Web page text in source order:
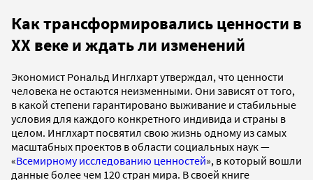
Как трансформировались ценности в
XX веке и ждать ли изменений
Экономист Рональд Инглхарт утверждал, что ценности
человека не остаются неизменными. Они зависят от того,
в какой степени гарантировано выживание и стабильные
условия для каждого конкретного индивида и страны в
целом. Инглхарт посвятил свою жизнь одному из самых
масштабных проектов в области социальных наук —
«Всемирному исследованию ценностей», в который вошли
данные более чем 120 стран мира. В своей книге